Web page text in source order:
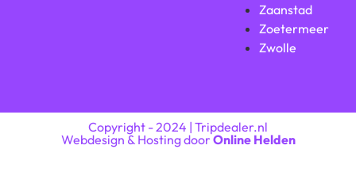
Zaanstad
Zoetermeer
Zwolle
Copyright - 2024 | Tripdealer.nl
Webdesign & Hosting doorOnline Helden